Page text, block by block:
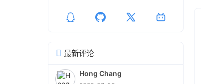
最新评论
Hong Chang